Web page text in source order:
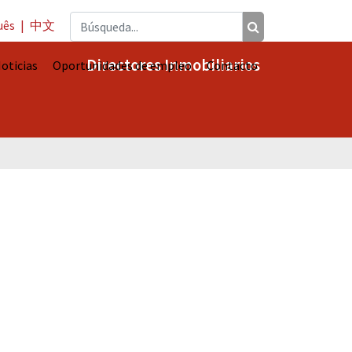
Directores Inmobiliarios
| 中文
Oportunidades de empleo Contacto